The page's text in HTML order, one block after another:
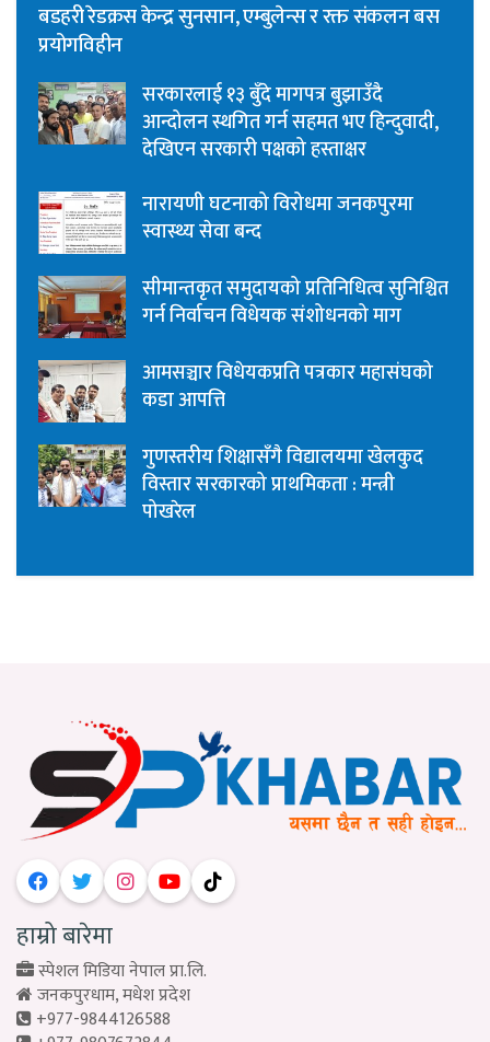
बडहरी रेडक्रस केन्द्र सुनसान, एम्बुलेन्स र रक्त संकलन बस
प्रयोगविहीन
सरकारलाई १३ बुँदे मागपत्र बुझाउँदै
आन्दोलन स्थगित गर्न सहमत भए हिन्दुवादी,
देखिएन सरकारी पक्षको हस्ताक्षर
नारायणी घटनाको विरोधमा जनकपुरमा
स्वास्थ्य सेवा बन्द
सीमान्तकृत समुदायको प्रतिनिधित्व सुनिश्चित
गर्न निर्वाचन विधेयक संशोधनको माग
आमसञ्चार विधेयकप्रति पत्रकार महासंघको
कडा आपत्ति
गुणस्तरीय शिक्षासँगै विद्यालयमा खेलकुद
विस्तार सरकारको प्राथमिकता : मन्त्री
पोखरेल
हाम्रो बारेमा
स्पेशल मिडिया नेपाल प्रा.लि.
जनकपुरधाम, मधेश प्रदेश
+977-9844126588